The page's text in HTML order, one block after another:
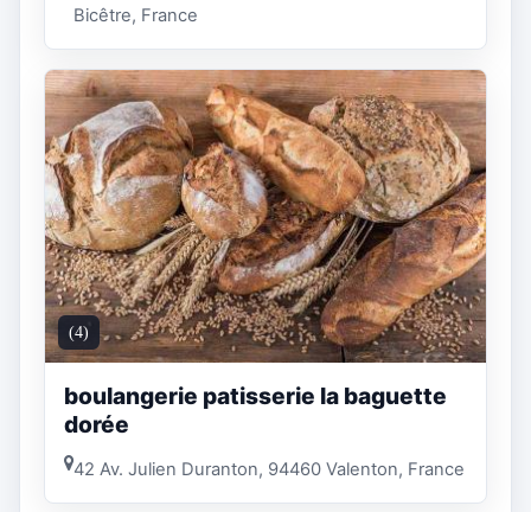
Bicêtre, France
(4)
boulangerie patisserie la baguette
dorée
42 Av. Julien Duranton, 94460 Valenton, France